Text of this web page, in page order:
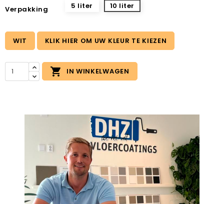
Verpakking 5 liter 10 liter
WIT KLIK HIER OM UW KLEUR TE KIEZEN
 IN WINKELWAGEN